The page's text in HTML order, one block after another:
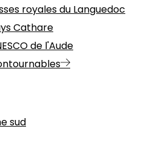
royales du Languedoc
Cathare
de l'Aude
sud